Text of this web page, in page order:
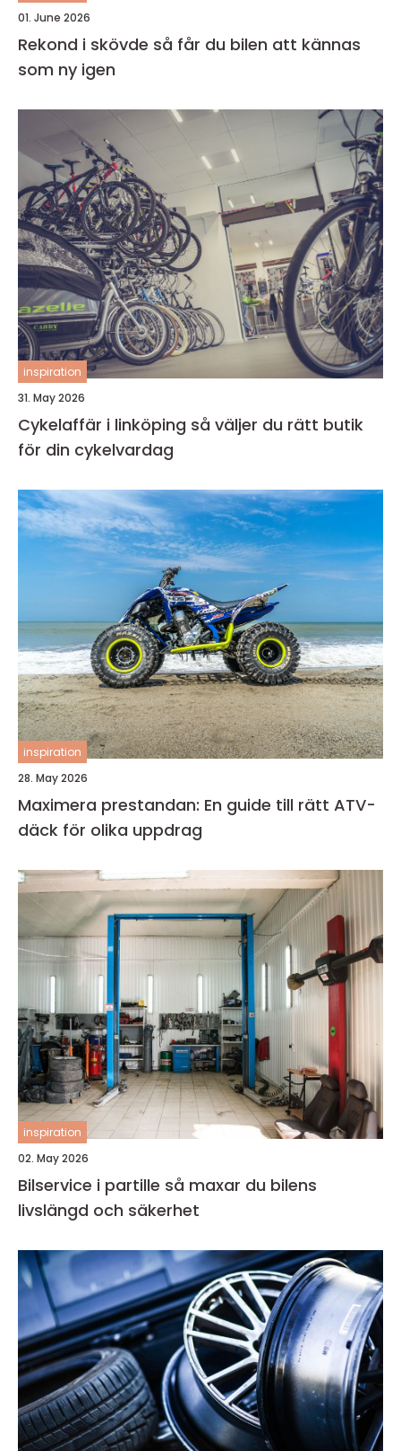
01. June 2026
Rekond i skövde så får du bilen att kännas
som ny igen
inspiration
31. May 2026
Cykelaffär i linköping så väljer du rätt butik
för din cykelvardag
inspiration
28. May 2026
Maximera prestandan: En guide till rätt ATV-
däck för olika uppdrag
inspiration
02. May 2026
Bilservice i partille så maxar du bilens
livslängd och säkerhet